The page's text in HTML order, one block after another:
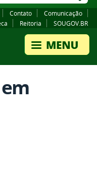
Contato
Comunicação
Reitoria SOUGOV.BR